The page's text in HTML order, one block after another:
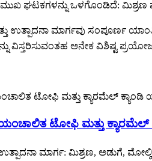
ಘಟಕಗಳನ್ನು ಒಳಗೊಂಡಿದೆ:
ಉತ್ಪಾದನಾ ಮಾರ್ಗವು ಸಂಪೂರ್ಣ
ವಿಸ್ತರಿಸುವಂತಹ ಅನೇಕ ವಿಶಿಷ್ಟ
ಟೋಫಿ ಮತ್ತು ಕ್ಯಾರಮೆಲ್
ಮಾರ್ಗ: ಮಿಶ್ರಣ, ಅಡುಗೆ,